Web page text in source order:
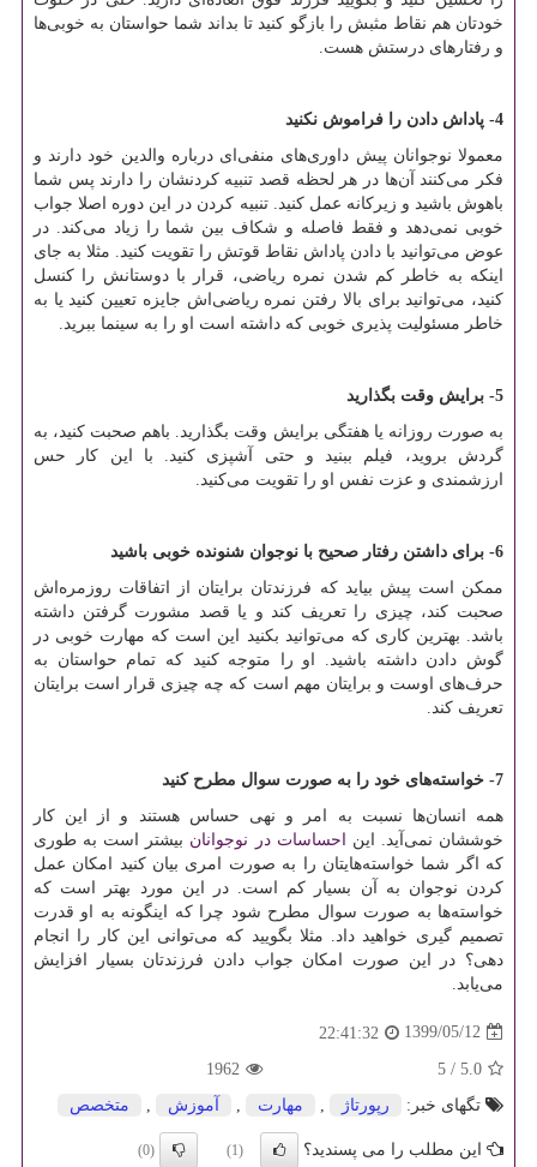
خودتان هم نقاط مثبش را بازگو کنید تا بداند شما حواستان به خوبی‌ها
و رفتارهای درستش هست.
4- پاداش دادن را فراموش نکنید
معمولا نوجوانان پیش داوری‌های منفی‌ای درباره والدین خود دارند و
فکر می‌کنند آن‌ها در هر لحظه قصد تنبیه کردنشان را دارند پس شما
باهوش باشید و زیرکانه عمل کنید. تنبیه کردن در این دوره اصلا جواب
خوبی نمی‌دهد و فقط فاصله و شکاف بین شما را زیاد می‌کند. در
عوض می‌توانید با دادن پاداش نقاط قوتش را تقویت کنید. مثلا به جای
اینکه به خاطر کم شدن نمره ریاضی، قرار با دوستانش را کنسل
کنید، می‌توانید برای بالا رفتن نمره ریاضی‌اش جایزه تعیین کنید یا به
خاطر مسئولیت پذیری خوبی که داشته است او را به سینما ببرید.
5- برایش وقت بگذارید
به صورت روزانه یا هفتگی برایش وقت بگذارید. باهم صحبت کنید، به
گردش بروید، فیلم ببنید و حتی آشپزی کنید. با این کار حس
ارزشمندی و عزت نفس او را تقویت می‌کنید.
6- برای داشتن رفتار صحیح با نوجوان شنونده خوبی باشید
ممکن است پیش بیاید که فرزندتان برایتان از اتفاقات روزمره‌اش
صحبت کند، چیزی را تعریف کند و یا قصد مشورت گرفتن داشته
باشد. بهترین کاری که می‌توانید بکنید این است که مهارت خوبی در
گوش دادن داشته باشید. او را متوجه کنید که تمام حواستان به
حرف‌های اوست و برایتان مهم است که چه چیزی قرار است برایتان
تعریف کند.
7- خواسته‌های خود را به صورت سوال مطرح کنید
همه انسان‌ها نسبت به امر و نهی حساس هستند و از این کار
خوششان نمی‌آید. این
احساسات در نوجوانان بیشتر است به طوری
که اگر شما خواسته‌هایتان را به صورت امری بیان کنید امکان عمل
کردن نوجوان به آن بسیار کم است. در این مورد بهتر است که
خواسته‌ها به صورت سوال مطرح شود چرا که اینگونه به او قدرت
تصمیم گیری خواهید داد. مثلا بگویید که می‌توانی این کار را انجام
دهی؟ در این صورت امکان جواب دادن فرزندتان بسیار افزایش
می‌یابد.
1399/05/12
22:41:32
5.0
/
5
1962
تگهای خبر:
رپورتاژ مهارت آموزش متخصص
این مطلب را می پسندید؟ (1)
(0)